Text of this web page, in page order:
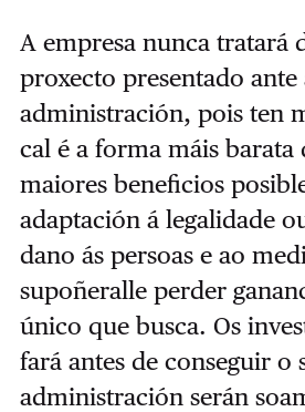
A empresa nunca tratará
proxecto presentado ante
administración, pois ten
cal é a forma máis barata
maiores beneficios
adaptación á legalidade
dano ás persoas e ao
supoñeralle perder
único que busca. Os
fará antes de conseguir o
administración serán